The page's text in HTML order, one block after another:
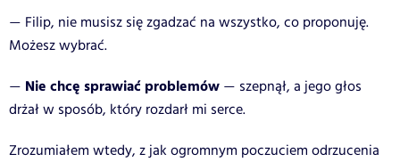
— Filip, nie musisz się zgadzać na wszystko, co proponuję.
Możesz wybrać.
— Nie chcę sprawiać problemów — szepnął, a jego głos
drżał w sposób, który rozdarł mi serce.
Zrozumiałem wtedy, z jak ogromnym poczuciem odrzucenia